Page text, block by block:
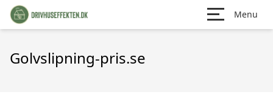
Menu
Golvslipning-pris.se